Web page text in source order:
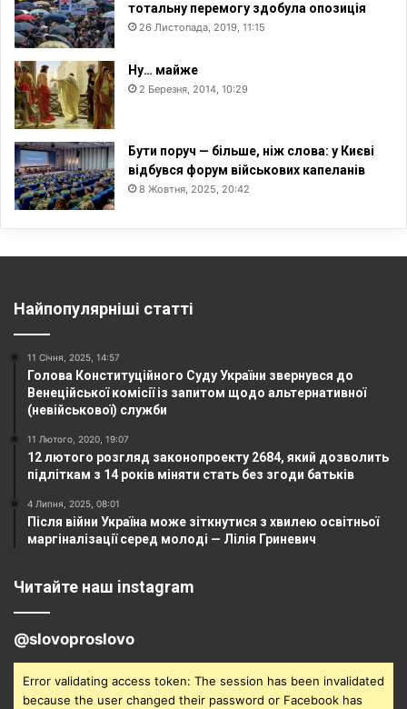
тотальну перемогу здобула опозиція
26 Листопада, 2019, 11:15
Ну… майже
2 Березня, 2014, 10:29
Бути поруч — більше, ніж слова: у Києві
відбувся форум військових капеланів
8 Жовтня, 2025, 20:42
Найпопулярніші статті
11 Січня, 2025, 14:57
Голова Конституційного Суду України звернувся до
Венеційської комісії із запитом щодо альтернативної
(невійськової) служби
11 Лютого, 2020, 19:07
12 лютого розгляд законопроекту 2684, який дозволить
підліткам з 14 років міняти стать без згоди батьків
4 Липня, 2025, 08:01
Після війни Україна може зіткнутися з хвилею освітньої
маргіналізації серед молоді — Лілія Гриневич
Читайте наш instagram
@slovoproslovo
Error validating access token: The session has been invalidated
because the user changed their password or Facebook has